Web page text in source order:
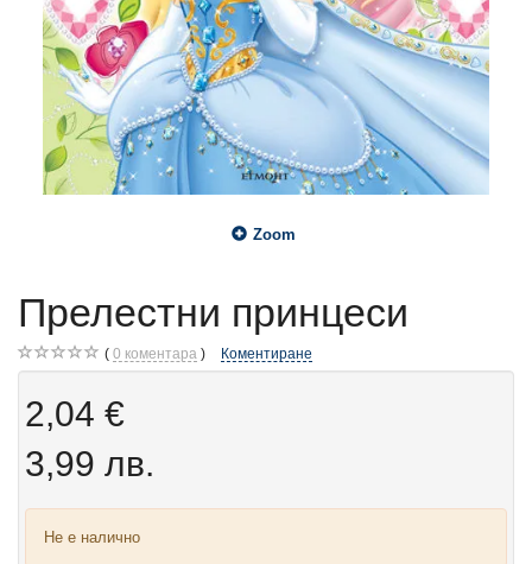
Zoom
Прелестни принцеси
0 коментара Коментиране
2,04 €
3,99 лв.
Не е налично